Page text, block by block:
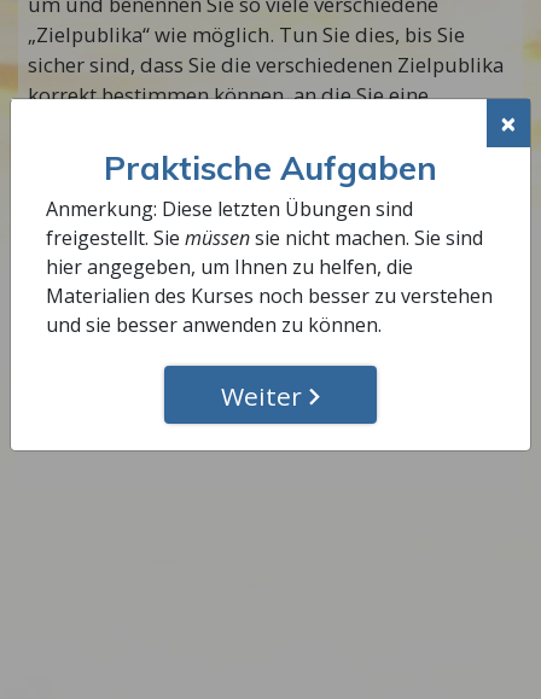
×
Praktische Aufgaben
Anmerkung: Diese letzten Übungen sind
freigestellt. Sie müssensie nicht machen. Sie sind
hier angegeben, um Ihnen zu helfen, die
Materialien des Kurses noch besser zu verstehen
und sie besser anwenden zu können.
Weiter
„Zielpublika“ wie möglich. Tun Sie dies, bis Sie
sicher sind, dass Sie die verschiedenen Zielpublika
korrekt bestimmen können, an die Sie eine
wollen, das Sie gerne durchführen würden.
Fahren Sie damit fort, bis Sie zuversichtlich sind,
dass Sie die verschiedenen Zielpublika in Ihrem
Gebiet benennen können.
Diesen Schritt abschließen